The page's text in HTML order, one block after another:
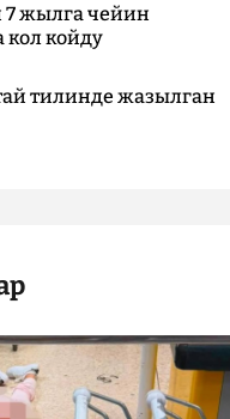
7 жылга чейин
койду
тилинде жазылган